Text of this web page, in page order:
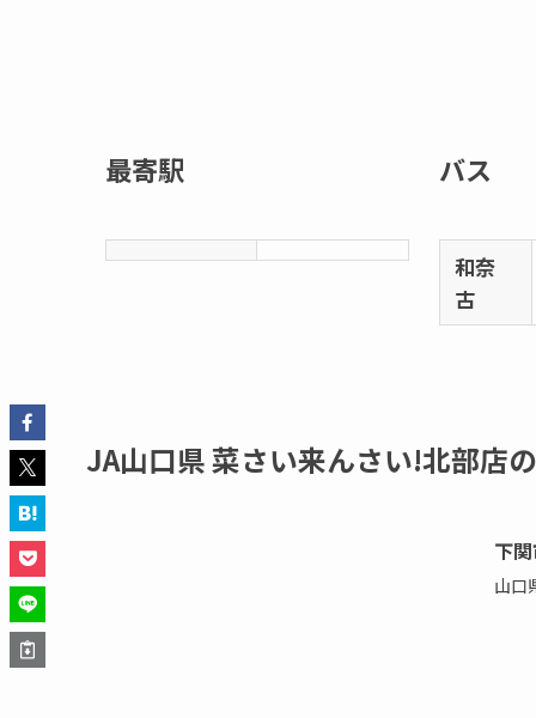
最寄駅 バス
和奈
古
JA山口県 菜さい来んさい!北部店
下
山口